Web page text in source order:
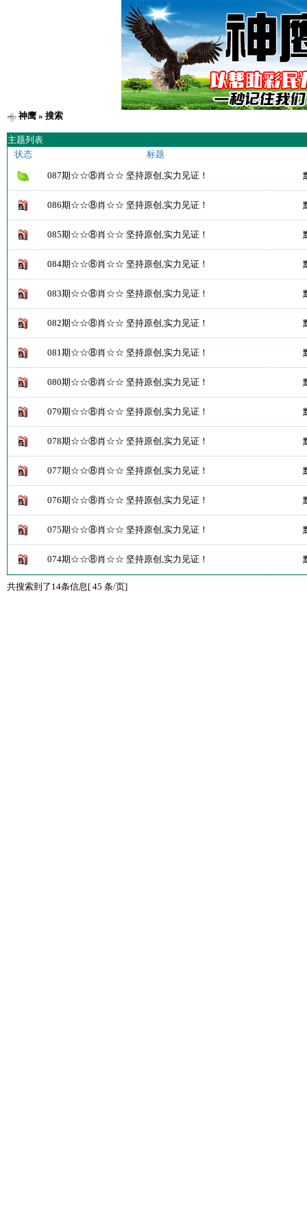
神鹰» 搜索
主题列表
状态
标题
087期☆☆⑧肖☆☆ 坚持原创,实力见证！
086期☆☆⑧肖☆☆ 坚持原创,实力见证！
085期☆☆⑧肖☆☆ 坚持原创,实力见证！
084期☆☆⑧肖☆☆ 坚持原创,实力见证！
083期☆☆⑧肖☆☆ 坚持原创,实力见证！
082期☆☆⑧肖☆☆ 坚持原创,实力见证！
081期☆☆⑧肖☆☆ 坚持原创,实力见证！
080期☆☆⑧肖☆☆ 坚持原创,实力见证！
079期☆☆⑧肖☆☆ 坚持原创,实力见证！
078期☆☆⑧肖☆☆ 坚持原创,实力见证！
077期☆☆⑧肖☆☆ 坚持原创,实力见证！
076期☆☆⑧肖☆☆ 坚持原创,实力见证！
075期☆☆⑧肖☆☆ 坚持原创,实力见证！
074期☆☆⑧肖☆☆ 坚持原创,实力见证！
共搜索到了14条信息[ 45 条/页]